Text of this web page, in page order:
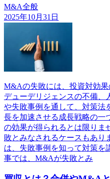
M&A全般
2025年10月31日
M&Aの失敗には、投資対効果
デューデリジェンスの不備、
や失敗事例を通して、対策
長を加速させる成長戦略の一
の効果が得られるとは限りま
敗とみなされるケースもあり
は、失敗事例を知って対策を
事では、M&Aが失敗とみ